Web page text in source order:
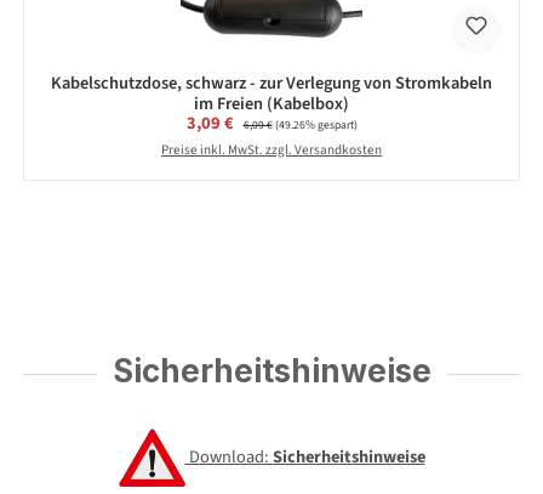
Kabelschutzdose, schwarz - zur Verlegung von Stromkabeln
im Freien (Kabelbox)
Verkaufspreis:
3,09 € Regulärer Preis:
6,09 €(49.26% gespart)
Preise inkl. MwSt. zzgl. Versandkosten
Sicherheitshinweise
Download:Sicherheitshinweise